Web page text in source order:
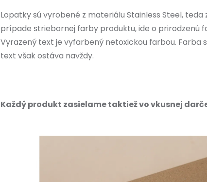
Lopatky sú vyrobené z materiálu Stainless Steel, teda
prípade striebornej farby produktu, ide o prirodzenú
Vyrazený text je vyfarbený netoxickou farbou. Farba
text však ostáva navždy.
Každý produkt zasielame taktiež vo vkusnej